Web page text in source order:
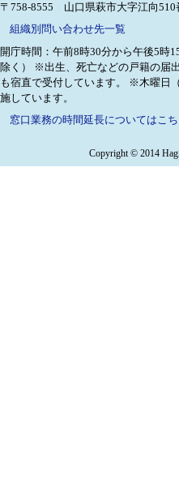
〒758-8555 山口県萩市大字江向510
組織別問い合わせ先一覧
開庁時間：午前8時30分から午後5時
除く）
※出生、死亡などの戸籍の届
も宿直で受付しています。
※木曜日
施しています。
窓口業務の時間延長についてはこち
Copyright © 2014